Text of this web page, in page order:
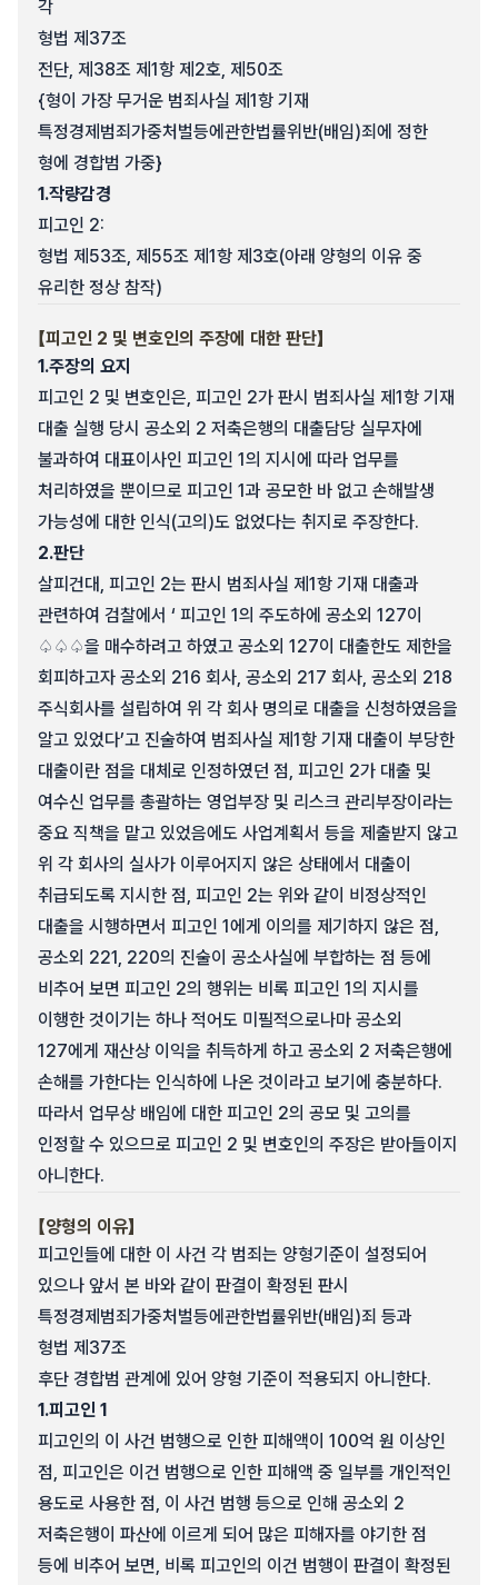
각
형법 제37조
전단, 제38조 제1항 제2호, 제50조
{형이 가장 무거운 범죄사실 제1항 기재
특정경제범죄가중처벌등에관한법률위반(배임)죄에 정한
형에 경합범 가중}
1.작량감경
피고인 2:
형법 제53조, 제55조 제1항 제3호(아래 양형의 이유 중
유리한 정상 참작)
【피고인 2 및 변호인의 주장에 대한 판단】
1.주장의 요지
피고인 2 및 변호인은, 피고인 2가 판시 범죄사실 제1항 기재
대출 실행 당시 공소외 2 저축은행의 대출담당 실무자에
불과하여 대표이사인 피고인 1의 지시에 따라 업무를
처리하였을 뿐이므로 피고인 1과 공모한 바 없고 손해발생
가능성에 대한 인식(고의)도 없었다는 취지로 주장한다.
2.판단
살피건대, 피고인 2는 판시 범죄사실 제1항 기재 대출과
관련하여 검찰에서 ‘ 피고인 1의 주도하에 공소외 127이
♤♤♤을 매수하려고 하였고 공소외 127이 대출한도 제한을
회피하고자 공소외 216 회사, 공소외 217 회사, 공소외 218
주식회사를 설립하여 위 각 회사 명의로 대출을 신청하였음을
알고 있었다’고 진술하여 범죄사실 제1항 기재 대출이 부당한
대출이란 점을 대체로 인정하였던 점, 피고인 2가 대출 및
여수신 업무를 총괄하는 영업부장 및 리스크 관리부장이라는
중요 직책을 맡고 있었음에도 사업계획서 등을 제출받지 않고
위 각 회사의 실사가 이루어지지 않은 상태에서 대출이
취급되도록 지시한 점, 피고인 2는 위와 같이 비정상적인
대출을 시행하면서 피고인 1에게 이의를 제기하지 않은 점,
공소외 221, 220의 진술이 공소사실에 부합하는 점 등에
비추어 보면 피고인 2의 행위는 비록 피고인 1의 지시를
이행한 것이기는 하나 적어도 미필적으로나마 공소외
127에게 재산상 이익을 취득하게 하고 공소외 2 저축은행에
손해를 가한다는 인식하에 나온 것이라고 보기에 충분하다.
따라서 업무상 배임에 대한 피고인 2의 공모 및 고의를
인정할 수 있으므로 피고인 2 및 변호인의 주장은 받아들이지
아니한다.
【양형의 이유】
피고인들에 대한 이 사건 각 범죄는 양형기준이 설정되어
있으나 앞서 본 바와 같이 판결이 확정된 판시
특정경제범죄가중처벌등에관한법률위반(배임)죄 등과
형법 제37조
후단 경합범 관계에 있어 양형 기준이 적용되지 아니한다.
1.피고인 1
피고인의 이 사건 범행으로 인한 피해액이 100억 원 이상인
점, 피고인은 이건 범행으로 인한 피해액 중 일부를 개인적인
용도로 사용한 점, 이 사건 범행 등으로 인해 공소외 2
저축은행이 파산에 이르게 되어 많은 피해자를 야기한 점
등에 비추어 보면, 비록 피고인의 이건 범행이 판결이 확정된